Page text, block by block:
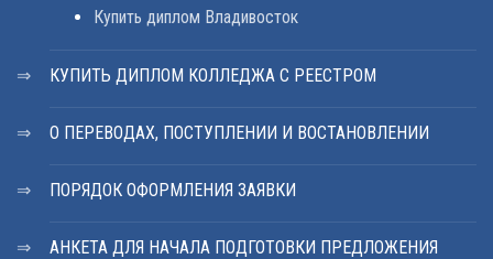
Купить диплом Владивосток
КУПИТЬ ДИПЛОМ КОЛЛЕДЖА С РЕЕСТРОМ
О ПЕРЕВОДАХ, ПОСТУПЛЕНИИ И ВОСТАНОВЛЕНИИ
ПОРЯДОК ОФОРМЛЕНИЯ ЗАЯВКИ
АНКЕТА ДЛЯ НАЧАЛА ПОДГОТОВКИ ПРЕДЛОЖЕНИЯ